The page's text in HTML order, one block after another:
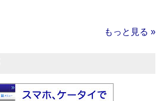
もっと見る »